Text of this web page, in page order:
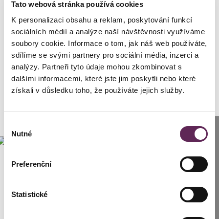
Tato webová stránka používá cookies
K personalizaci obsahu a reklam, poskytování funkcí
sociálních médií a analýze naší návštěvnosti využíváme
soubory cookie. Informace o tom, jak náš web používáte,
sdílíme se svými partnery pro sociální média, inzerci a
analýzy. Partneři tyto údaje mohou zkombinovat s
dalšími informacemi, které jste jim poskytli nebo které
získali v důsledku toho, že používáte jejich služby.
souhlasu
Nutné
Preferenční
Statistické
Brünn: +420 776 279 454